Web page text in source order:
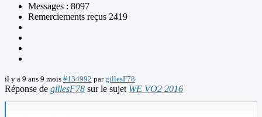
Messages : 8097
Remerciements reçus 2419
il y a 9 ans 9 mois #134992 pargillesF78
Réponse de gillesF78 sur le sujet WE VO2 2016